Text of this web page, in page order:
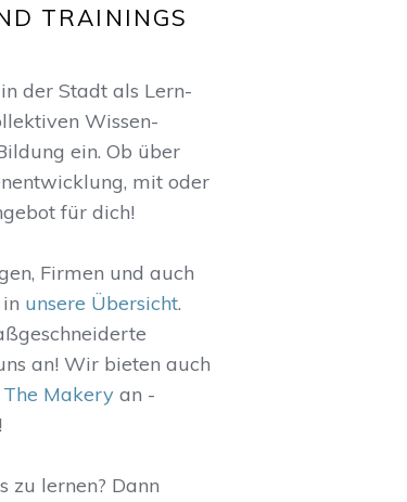
TRAININGS
der Stadt als Lern-
Wissen-
ein. Ob über
mit oder
für dich!
Firmen und auch
unsere Übersicht.
an! Wir bieten auch
The Makery an -
zu lernen? Dann